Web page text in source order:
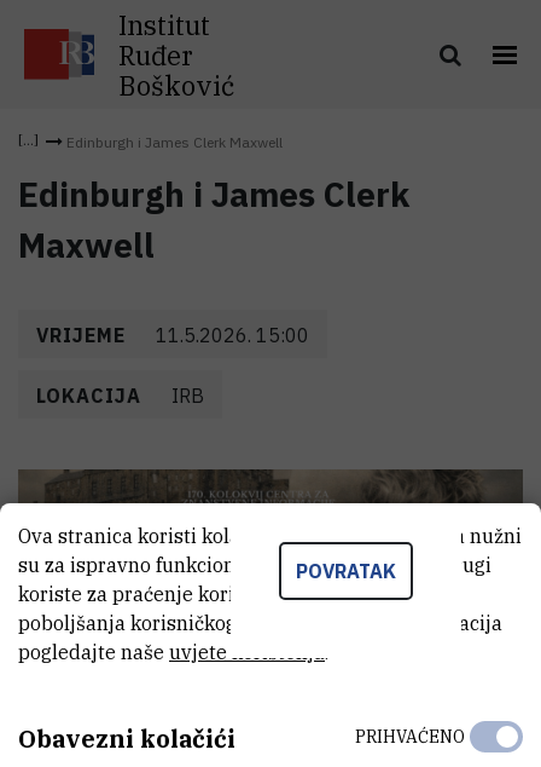
Institut
Ruđer
Bošković
Edinburgh i James Clerk Maxwell
Edinburgh i James Clerk
Maxwell
VRIJEME 11.5.2026. 15:00
LOKACIJA IRB
POVRATAK
Ova stranica koristi kolačiće. Neki od tih kolačića nužni
su za ispravno funkcioniranje stranice, dok se drugi
koriste za praćenje korištenja stranice radi
poboljšanja korisničkog iskustva. Za više informacija
pogledajte naše uvjete korištenja
Obavezni kolačići PRIHVAĆENO